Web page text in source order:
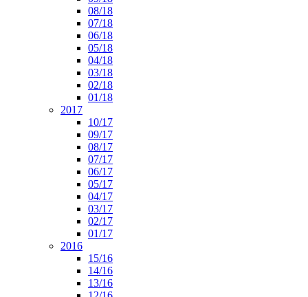
08/18
07/18
06/18
05/18
04/18
03/18
02/18
01/18
2017
10/17
09/17
08/17
07/17
06/17
05/17
04/17
03/17
02/17
01/17
2016
15/16
14/16
13/16